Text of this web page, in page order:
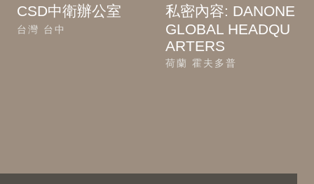
CSD中衛辦公室
台灣 台中
私密內容: DANONE
GLOBAL HEADQU
ARTERS
荷蘭 霍夫多普